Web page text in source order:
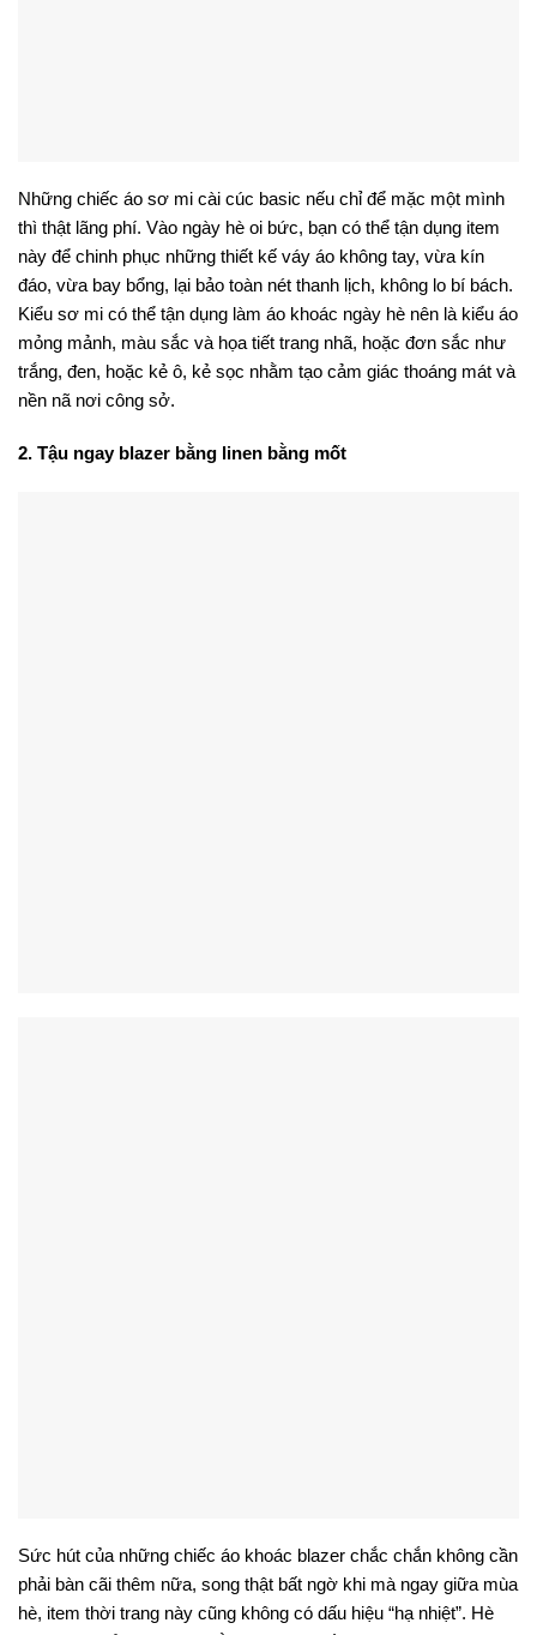
Những chiếc áo sơ mi cài cúc basic nếu chỉ để mặc một mình
thì thật lãng phí. Vào ngày hè oi bức, bạn có thể tận dụng item
này để chinh phục những thiết kế váy áo không tay, vừa kín
đáo, vừa bay bổng, lại bảo toàn nét thanh lịch, không lo bí bách.
Kiểu sơ mi có thể tận dụng làm áo khoác ngày hè nên là kiểu áo
mỏng mảnh, màu sắc và họa tiết trang nhã, hoặc đơn sắc như
trắng, đen, hoặc kẻ ô, kẻ sọc nhằm tạo cảm giác thoáng mát và
nền nã nơi công sở.
2. Tậu ngay blazer bằng linen bằng mốt
Sức hút của những chiếc áo khoác blazer chắc chắn không cần
phải bàn cãi thêm nữa, song thật bất ngờ khi mà ngay giữa mùa
hè, item thời trang này cũng không có dấu hiệu “hạ nhiệt”. Hè